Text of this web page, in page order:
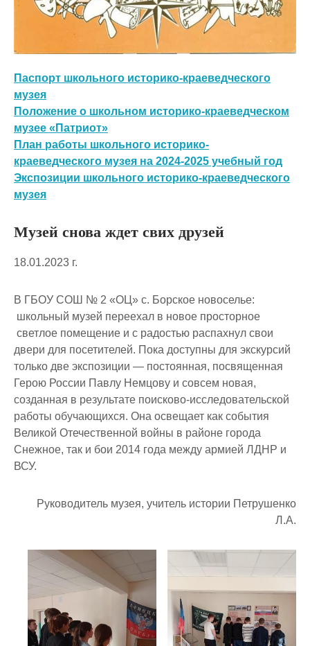
Паспорт школьного историко-краеведческого
музея
Положение о школьном историко-краеведческом
музее «Патриот»
План работы школьного историко-
краеведческого музея на 2024-2025 учебный год
Экспозиции школьного историко-краеведческого
музея
Музей снова ждет свих друзей
18.01.2023 г.
В ГБОУ СОШ № 2 «ОЦ» с. Борское новоселье:
школьный музей переехал в новое просторное
светлое помещение и с радостью распахнул свои
двери для посетителей. Пока доступны для экскурсий
только две экспозиции — постоянная, посвященная
Герою России Павлу Немцову и совсем новая,
созданная в результате поисково-исследовательской
работы обучающихся. Она освещает как события
Великой Отечественной войны в районе города
Снежное, так и бои 2014 года между армией ЛДНР и
ВСУ.
Руководитель музея, учитель истории Петрушенко
Л.А.